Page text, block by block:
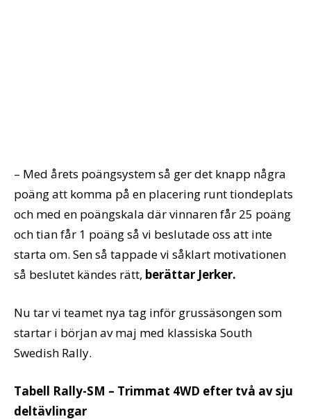
– Med årets poängsystem så ger det knapp några
poäng att komma på en placering runt tiondeplats
och med en poängskala där vinnaren får 25 poäng
och tian får 1 poäng så vi beslutade oss att inte
starta om. Sen så tappade vi såklart motivationen
så beslutet kändes rätt, berättar Jerker.
Nu tar vi teamet nya tag inför grussäsongen som
startar i början av maj med klassiska South
Swedish Rally.
Tabell Rally-SM – Trimmat 4WD efter två av sju
deltävlingar